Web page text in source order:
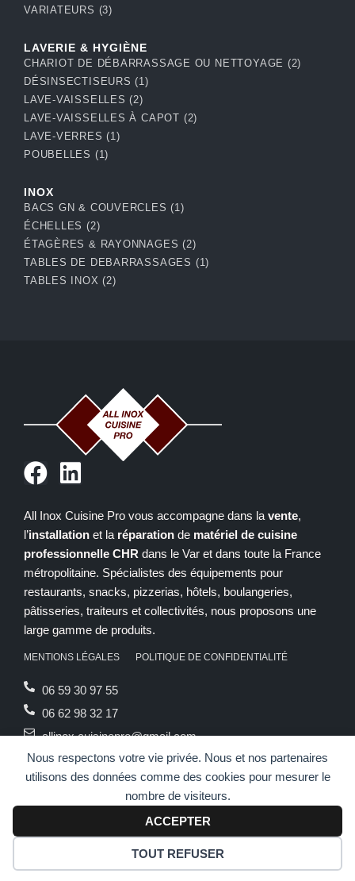
Nous respectons votre vie privée. Nous et nos partenaires
utilisons des données comme des cookies pour mesurer le
nombre de visiteurs.
ACCEPTER
TOUT REFUSER
VARIATEURS (3)
LAVERIE & HYGIÈNE
CHARIOT DE DÉBARRASSAGE OU NETTOYAGE (2)
DÉSINSECTISEURS(1)
LAVE-VAISSELLES(2)
LAVE-VAISSELLES À CAPOT (2)
LAVE-VERRES(1)
POUBELLES (1)
INOX
BACS GN & COUVERCLES(1)
ÉCHELLES(2)
ÉTAGÈRES & RAYONNAGES(2)
TABLES DE DEBARRASSAGES (1)
TABLES INOX(2)
F
c
e
b
o
o
k
L
n
k
e
d
i
n
All Inox Cuisine Pro vous accompagne dans la vente,
l’installation et la réparation de matériel de cuisine
professionnelle CHR dans le Var et dans toute la France
métropolitaine. Spécialistes des équipements pour
restaurants, snacks, pizzerias, hôtels, boulangeries,
pâtisseries, traiteurs et collectivités, nous proposons une
large gamme de produits.
MENTIONS LÉGALES POLITIQUE DE CONFIDENTIALITÉ
06 59 30 97 55
06 62 98 32 17
allinox.cuisinepro@gmail.com
Du lundi au vendredi de 9h00 à 19h00
© 2026 – tous droits réservés. Site réalisé parAgence M COM